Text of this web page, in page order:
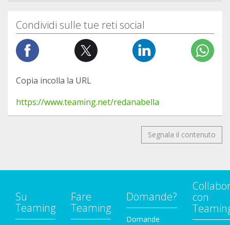
Condividi sulle tue reti social
Copia incolla la URL
https://www.teaming.net/redanabella
Segnala il contenuto
Su
Teaming
Fare
Teaming
Domande?
Domande
con